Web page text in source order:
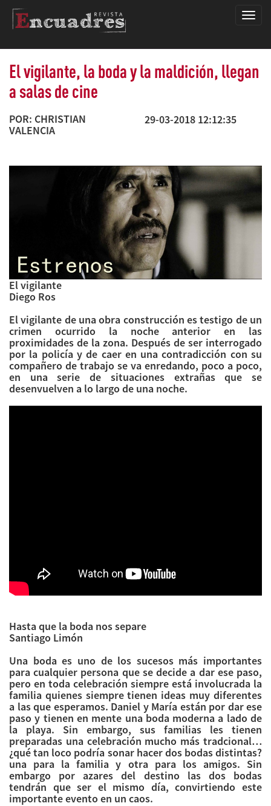
El vigilante, la boda y la maldición, llegan
a salas de cine
POR: CHRISTIAN
VALENCIA
29-03-2018 12:12:35
El vigilante
Diego Ros
El vigilante de una obra construcción es testigo de un
crimen ocurrido la noche anterior en las
proximidades de la zona. Después de ser interrogado
por la policía y de caer en una contradicción con su
compañero de trabajo se va enredando, poco a poco,
en una serie de situaciones extrañas que se
desenvuelven a lo largo de una noche.
Hasta que la boda nos separe
Santiago Limón
Una boda es uno de los sucesos más importantes
para cualquier persona que se decide a dar ese paso,
pero en toda celebración siempre está involucrada la
familia quienes siempre tienen ideas muy diferentes
a las que esperamos. Daniel y María están por dar ese
paso y tienen en mente una boda moderna a lado de
la playa. Sin embargo, sus familias les tienen
preparadas una celebración mucho más tradcional…
¿qué tan loco podría sonar hacer dos bodas distintas?
una para la familia y otra para los amigos. Sin
embargo por azares del destino las dos bodas
tendrán que ser el mismo día, convirtiendo este
importante evento en un caos.